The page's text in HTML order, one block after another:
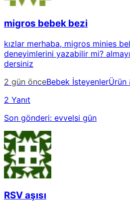
migros bebek bezi
kızlar merhaba, migros minies
deneyimlerini yazabilir mi?
dersiniz
2 gün önceBebek İsteyenlerÜrün
2 Yanıt
Son gönderi: evvelsi gün
RSV aşısı